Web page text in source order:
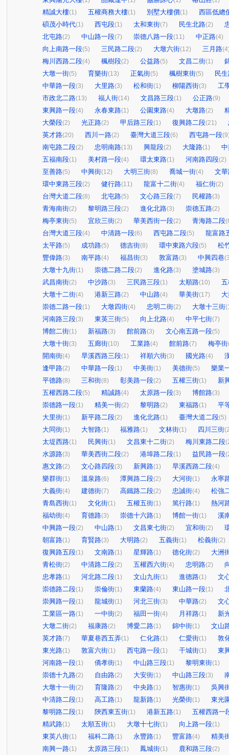
精誠大樓(1) 五權商務大樓(1) 別墅大樓價(1)
西區低總
碩茂小時代(1) 西屯段(1) 太和東街(7) 民生北路(2)
北屯路(2) 中山路一段(7) 崇德八路一段(11) 中正路(4)
向上南路一段(5) 三民路二段(2) 大墩六街(12) 三月路
梅川西路二段(4) 楓樹段(2) 公益路(5) 文昌二街(1)
大墩一街(5) 育樂街(13) 正氣街(5) 楓樹東街(5)
民
中華路一段(3) 大里路(3) 松和街(1) 柳陽西街(3)
工
市政北二路(13) 福人街(14) 文昌路三段(1) 公正路(9)
東興路一段(4) 永春東路(1) 公園東路(4) 大墩路(2)
大榮段(2) 光正路(2) 甲后路三段(1) 復興路二段(21)
英才路(20) 西川一路(2) 臺灣大道三段(6) 西屯路一段
南屯路二段(2) 忠明南路(13) 興龍段(2) 大隆路(1)
五福南段(1) 美村路一段(4) 環太東路(1) 河南路四段(2)
至善路(5) 中興街(12) 大明三街(8) 喬城一街(4)
文
環中東路三段(2) 健行路(11) 龍富十二街(4) 福仁街(2)
台灣大道二段(8) 北屯路(5) 文心路三段(7) 民權路(3)
青海南街(2) 黎明路三段(2) 進化北路(3) 崇德五路(2)
梅亭東街(5) 宜欣三街(2) 華美西街一段(2) 青海路二段
台灣大道三段(4) 中清路一段(6) 西屯路二段(5)
龍富路
太平路(5) 成功路(5) 德吉街(8) 環中東路六段(5)
松
豐偉路(3) 南平路(4) 福昌街(3) 敦富路(3) 中興四巷
大墩十九街(1) 崇德二路二段(2) 進化路(3) 塗城路(3)
武昌南街(2) 中沙路(3) 三民路三段(1) 太順路(10)
大墩十二街(4) 港新三路(2) 中山路(4) 華美街(17)
崇德二路一段(1) 大墩四街(4) 忠明二街(2) 大墩十三街
河南路三段(3) 東英三街(5) 向上北路(4) 中平七街(7)
博館二街(1) 新福路(3) 館前路(3) 文心南五路一段(5)
大墩十街(3) 五廊街(10) 工業路(4) 館前路(7) 梅亭街
開南街(4) 旱溪西路三段(1) 祥順六街(3) 國光路(4)
逢甲路(2) 中華路一段(1) 中美街(1) 美德街(5)
樂業
平德路(8) 三和街(8) 彰美路一段(2) 五權三街(1)
新
五權西路二段(5) 精誠路(4) 太原路一段(3) 博館路(3)
崇德路一段(1) 精美一街(2) 黎明路(2) 東福路(1)
平
大里街(1) 新平路二段(2) 進化北路(1) 臺灣大道二段(5)
大同街(1) 大智路(1) 福雅路(1) 文林街(1) 四川三街
太堤西路(1) 民興街(1) 文昌東十二街(2) 梅川東路二段
水源路(3) 華美西街二段(2) 港埠路二段(1) 益民路一段
惠文路(2) 文心路四段(3) 新興路(1) 旱溪西路二段(4)
樂群街(1) 溫泉路(6) 潭興路二段(2) 大河街(1)
永寧
大義街(4) 建德街(7) 高鐵路二段(2) 忠誠街(4)
松強
青島西街(1) 文化街(1) 五權五街(1) 篤行路(1)
熱河
福幼街(4) 育德路(3) 崇德十六路(1) 博館一街(1)
溪
中興路一段(2) 中山路(1) 文昌東七街(2) 宜和街(2)
朝富路(1) 育賢路(3) 大明路(2) 五義街(1) 松義街(2)
復興路五段(1) 文南路(1) 星輝路(1) 德化街(2)
大洲
青松街(2) 中清路二段(2) 五權西六街(4) 忠明路(2)
忠孝路(1) 河北路二段(1) 文山九街(1) 進德路(1)
文
崇德路二段(1) 崇倫街(1) 東蘭路(4) 東山路一段(1)
崇興路一段(1) 龍城街(1) 河北三街(3) 中華路(2)
文
工業區一路(1) 一中街(2) 福田一街(4) 月祥路(1)
新
大墩二街(2) 福康路(2) 博愛二路(1) 錦中街(1)
文山
英才路(7) 華夏巷西五弄(1) 仁化路(1) 仁愛街(1)
敦
東光路(1) 敦富六街(1) 西屯路一段(1) 干城街(1)
東
河南路一段(1) 僑孝街(1) 中山路三段(1) 黎明東街(1)
崇德十九路(2) 自由路(2) 大安街(1) 中山路三段(3)
大墩十一街(2) 育隆路(2) 中央路(1) 智惠街(1)
吳興
中清路二段(1) 高工路(1) 龍新路(1) 光榮街(1)
東光
黎明路二段(1) 陝西東五街(1) 港新五路(1)
五權西路一
精武路(1) 太順五街(1) 大墩十七街(1) 向上路一段(1)
東英八街(1) 福科二路(1) 永豐路(1) 豐富路(4)
精美
南興一路(1) 太原路三段(1) 鳳城街(1) 鹿和路三段(2)